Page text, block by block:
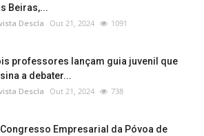
Beiras,...
Descla Out 21, 2024 1091
professores lançam guia juvenil que
a debater...
Descla Out 21, 2024 738
Congresso Empresarial da Póvoa de